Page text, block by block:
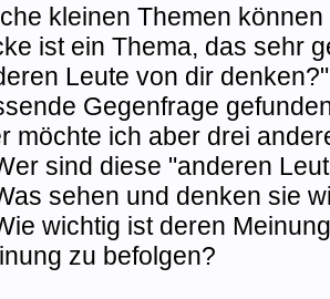
kleinen Themen
ist ein Thema, das sehr
Leute von dir
Gegenfrage
möchte ich aber drei
sind diese "anderen
sehen und denken sie
wichtig ist deren
zu befolgen?